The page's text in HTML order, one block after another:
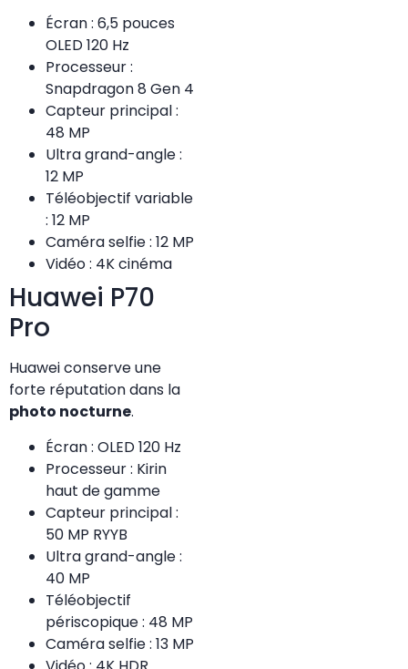
Écran : 6,5 pouces
OLED 120 Hz
Processeur :
Snapdragon 8 Gen 4
Capteur principal :
48 MP
Ultra grand-angle :
12 MP
Téléobjectif variable
: 12 MP
Caméra selfie : 12 MP
Vidéo : 4K cinéma
Huawei P70
Pro
Huawei conserve une
forte réputation dans la
photo nocturne.
Écran : OLED 120 Hz
Processeur : Kirin
haut de gamme
Capteur principal :
50 MP RYYB
Ultra grand-angle :
40 MP
Téléobjectif
périscopique : 48 MP
Caméra selfie : 13 MP